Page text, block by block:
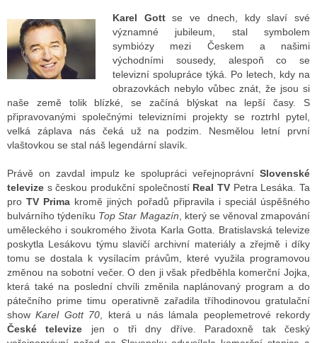
RÁDIÍ
RÁDIÍ
VYSÍLAČE
TELEVIZE
VYSÍLAČE
INTERNET
RÁDIA
STRÁNKY RÁDIÍ
STRÁNKY TV
Karel Gottse ve dnech, kdy slaví své
významné jubileum, stal symbolem
symbiózy mezi Českem a našimi
východními sousedy, alespoň co se
televizní spolupráce týká. Po letech, kdy na
obrazovkách nebylo vůbec znát, že jsou si
naše země tolik blízké, se začíná blýskat na lepší časy. S
připravovanými společnými televizními projekty se roztrhl pytel,
velká záplava nás čeká už na podzim. Nesmělou letní první
vlaštovkou se stal náš legendární slavík.
Právě on zavdal impulz ke spolupráci veřejnoprávní Slovenské
televize s českou produkční společností Real TV Petra Lesáka. Ta
proTV Prima kromě jiných pořadů připravila i speciál úspěšného
bulvárního týdeníku Top Star Magazín , který se věnoval zmapování
uměleckého i soukromého života Karla Gotta. Bratislavská televize
poskytla Lesákovu týmu slavičí archivní materiály a zřejmě i díky
tomu se dostala k vysílacím právům, které využila programovou
změnou na sobotní večer. O den ji však předběhla komerční Jojka,
která také na poslední chvíli změnila naplánovaný program a do
pátečního prime timu operativně zařadila tříhodinovou gratulační
showKarel Gott 70 , která u nás lámala peoplemetrové rekordy
České televize jen o tři dny dříve. Paradoxně tak český